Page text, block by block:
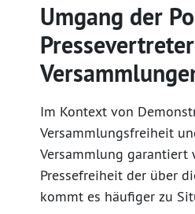
Umgang der
Im Kontext von
Versammlungsfreiheit
Versammlung garantiert
Pressefreiheit der über
kommt es häufiger zu